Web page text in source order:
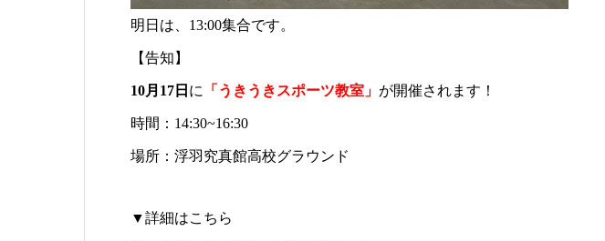
明日は、13:00集合です。
【告知】
10月17日 に 「うきうきスポーツ教室」 が開催されます！
時間：14:30~16:30
場所：浮羽究真館高校グラウンド
▼詳細はこちら